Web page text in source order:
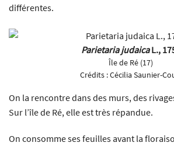
différentes.
Parietaria judaicaL.,
Île de Ré (17)
Crédits :Cécilia Saunier-
On la rencontre dans des murs, des
Sur l’île de Ré, elle est très répandue.
On consomme ses feuilles avant la